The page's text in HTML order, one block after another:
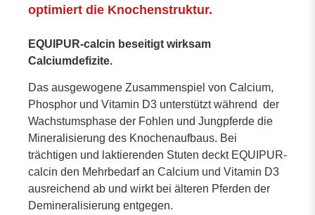
optimiert die Knochenstruktur.
EQUIPUR-calcin beseitigt wirksam
Calciumdefizite.
Das ausgewogene Zusammenspiel von Calcium,
Phosphor und Vitamin D3 unterstützt während der
Wachstumsphase der Fohlen und Jungpferde die
Mineralisierung des Knochenaufbaus. Bei
trächtigen und laktierenden Stuten deckt EQUIPUR-
calcin den Mehrbedarf an Calcium und Vitamin D3
ausreichend ab und wirkt bei älteren Pferden der
Demineralisierung entgegen.